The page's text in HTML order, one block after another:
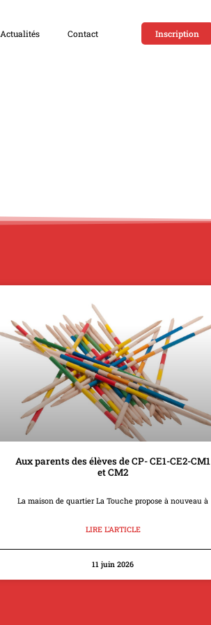
Actualités Contact Inscription
Aux parents des élèves de CP- CE1-CE2-CM1
et CM2
La maison de quartier La Touche propose à nouveau à
LIRE L'ARTICLE
11 juin 2026